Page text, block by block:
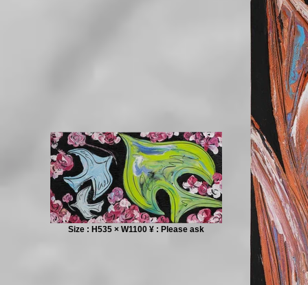
Size : H535 × W1100 ¥ : Please ask